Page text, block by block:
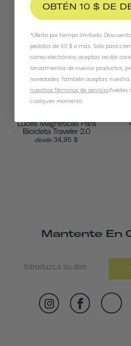
Casco Thousand Youth
Luces Magnéticas Para
Bicicleta Traveler 2.0
desde 34,95 $
Mantente En
OBTÉN 10 $ DE
*Oferta por tiempo limitado.
pedidos de 60 $ o más. Solo para
correo electrónico, aceptas recibir
lanzamientos de nuevos productos,
novedades. También aceptas nuestra
nuestros Términos de servicio.Puedes
cualquier momento.